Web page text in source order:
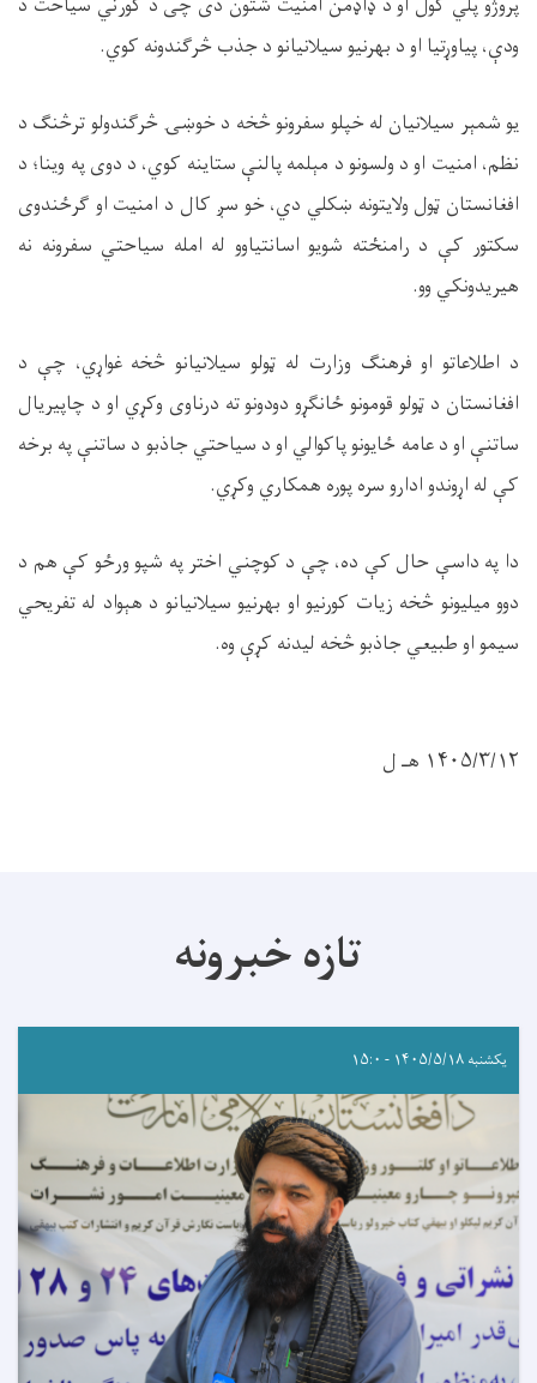
ودې، پياوړتیا او د بهرنیو سیلانیانو د جذب څرګندونه کوي.
یو شمېر سیلانیان له خپلو سفرونو څخه د خوښۍ څرګندولو ترڅنګ د
نظم، امنیت او د ولسونو د مېلمه پالنې ستاینه کوي، د دوی په وینا؛ د
افغانستان ټول ولایتونه ښکلي دي، خو سږ کال د امنیت او ګرځندوی
سکتور کې د رامنځته شویو اسانتیاوو له امله سیاحتي سفرونه نه
هیریدونکي وو.
د اطلاعاتو او فرهنګ وزارت له ټولو سيلانیانو څخه غواړي، چې د
افغانستان د ټولو قومونو ځانګړو دودونو ته درناوی وکړي او د چاپيریال
ساتنې او د عامه ځایونو پاکوالي او د سیاحتي جاذبو د ساتنې په برخه
کې له اړوندو ادارو سره پوره همکاري وکړي.
دا په داسې حال کې ده، چې د کوچني اختر په شپو ورځو کې هم د
دوو میلیونو څخه زیات کورنیو او بهرنیو سیلانیانو د هېواد له تفریحي
سیمو او طبیعي جاذبو څخه لیدنه کړې وه.
۱۴۰۵/۳/۱۲ هـ ل
تازه خبرونه
یکشنبه ۱۴۰۵/۵/۱۸ - ۱۵:۰